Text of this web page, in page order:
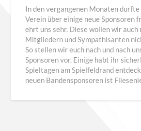
In den vergangenen Monaten durfte
Verein über einige neue Sponsoren
ehrt uns sehr. Diese wollen wir auch
Mitgliedern und Sympathisanten
So stellen wir euch nach und nach
Sponsoren vor. Einige habt ihr
Spieltagen am Spielfeldrand
neuen Bandensponsoren ist